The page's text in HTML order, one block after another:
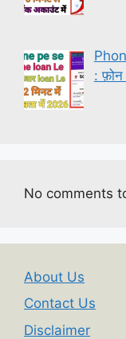
:
No comments
About Us
Contact Us
Disclaimer